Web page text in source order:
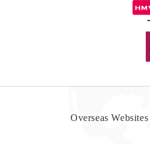
Overseas Websites